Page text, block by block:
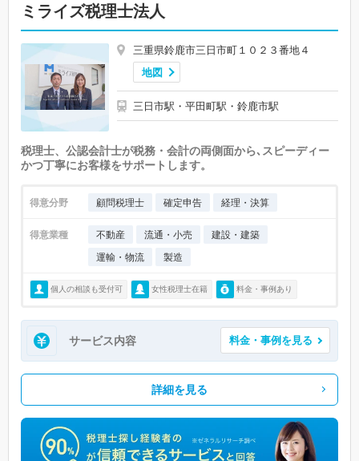
ミライズ税理士法人
三重県鈴鹿市三日市町１０２３番地４
地図
三日市駅・平田町駅・鈴鹿市駅
税理士、公認会計士が税務・会計の両側面から､スピーディー
かつ丁寧にお客様をサポートします。
得意分野 顧問税理士 確定申告 経理・決算
得意業種 不動産 流通・小売
建設・建築
運輸・物流
製造
個人の相談も受付可 女性税理士在籍 料金・事例あり
サービス内容 料金・事例を見る
詳細を見る